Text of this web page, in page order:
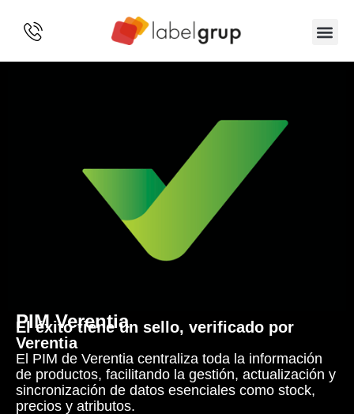
PIM Verentia
El éxito tiene un sello, verificado por
Verentia
El PIM de Verentia centraliza toda la información
de productos, facilitando la gestión, actualización y
sincronización de datos esenciales como stock,
precios y atributos.